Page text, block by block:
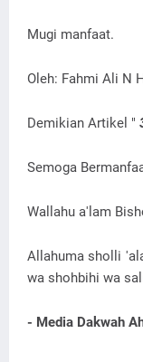
Mugi manfaat.
Oleh: Fahmi Ali N
Demikian Artikel "
Semoga
Wallahu a'lam
Allahuma sholli
wa shohbihi wa
- Media Dakwah